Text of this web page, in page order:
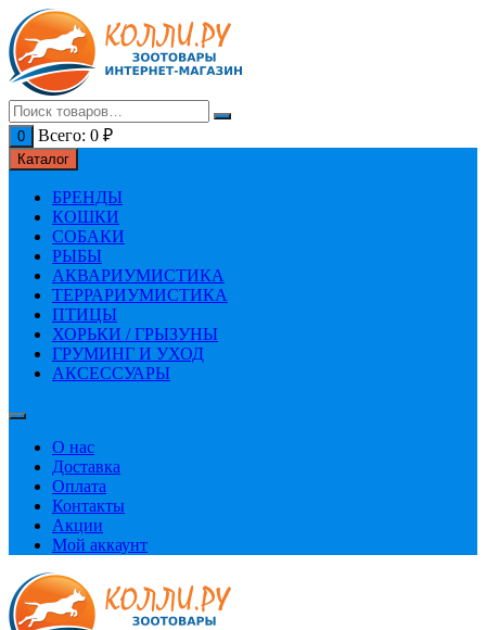
Перейти
к
содержимому
0 Всего: 0 ₽
Каталог
БРЕНДЫ
КОШКИ
СОБАКИ
РЫБЫ
АКВАРИУМИСТИКА
ТЕРРАРИУМИСТИКА
ПТИЦЫ
ХОРЬКИ / ГРЫЗУНЫ
ГРУМИНГ И УХОД
АКСЕССУАРЫ
О нас
Доставка
Оплата
Контакты
Акции
Мой аккаунт